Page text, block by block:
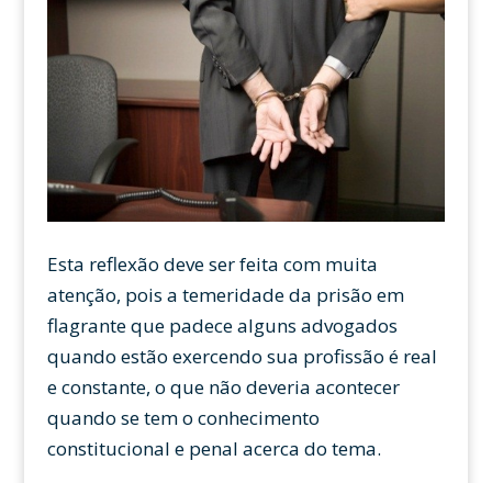
Esta reflexão deve ser feita com muita
atenção, pois a temeridade da prisão em
flagrante que padece alguns advogados
quando estão exercendo sua profissão é real
e constante, o que não deveria acontecer
quando se tem o conhecimento
constitucional e penal acerca do tema.